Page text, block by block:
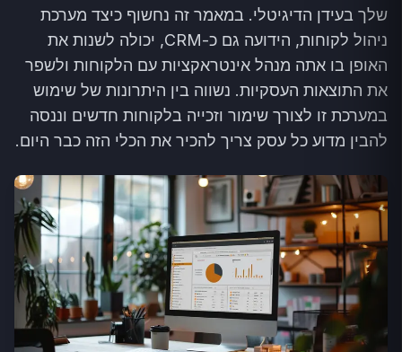
שלך בעידן הדיגיטלי. במאמר זה נחשוף כיצד מערכת
ניהול לקוחות, הידועה גם כ-CRM, יכולה לשנות את
האופן בו אתה מנהל אינטראקציות עם הלקוחות ולשפר
את התוצאות העסקיות. נשווה בין היתרונות של שימוש
במערכת זו לצורך שימור וזכייה בלקוחות חדשים וננסה
להבין מדוע כל עסק צריך להכיר את הכלי הזה כבר היום.